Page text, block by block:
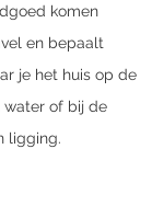
komen
en bepaalt
je het huis op de
water of bij de
ligging.